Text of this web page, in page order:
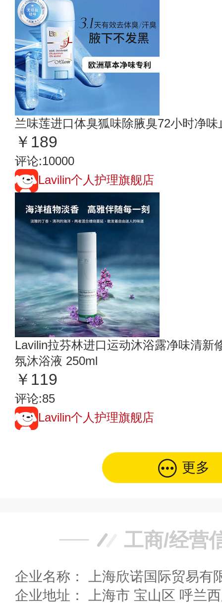
兰味莲进口体臭狐味除腋臭72小时净
￥189
评论:10000
Lavilin个人护理旗舰店
Lavilin拉芬林进口运动沐浴露净味清新
氛沐浴液 250ml
￥119
评论:85
Lavilin个人护理旗舰店
更多
工商/经营
企业名称： 上海欣诺国际贸易有
企业地址： 上海市 宝山区